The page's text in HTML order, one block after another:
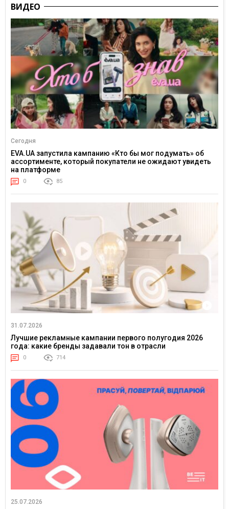
ВИДЕО
Сегодня
EVA.UA запустила кампанию «Кто бы мог подумать» об
ассортименте, который покупатели не ожидают увидеть
на платформе
0 85
31.07.2026
Лучшие рекламные кампании первого полугодия 2026
года: какие бренды задавали тон в отрасли
0 714
25.07.2026